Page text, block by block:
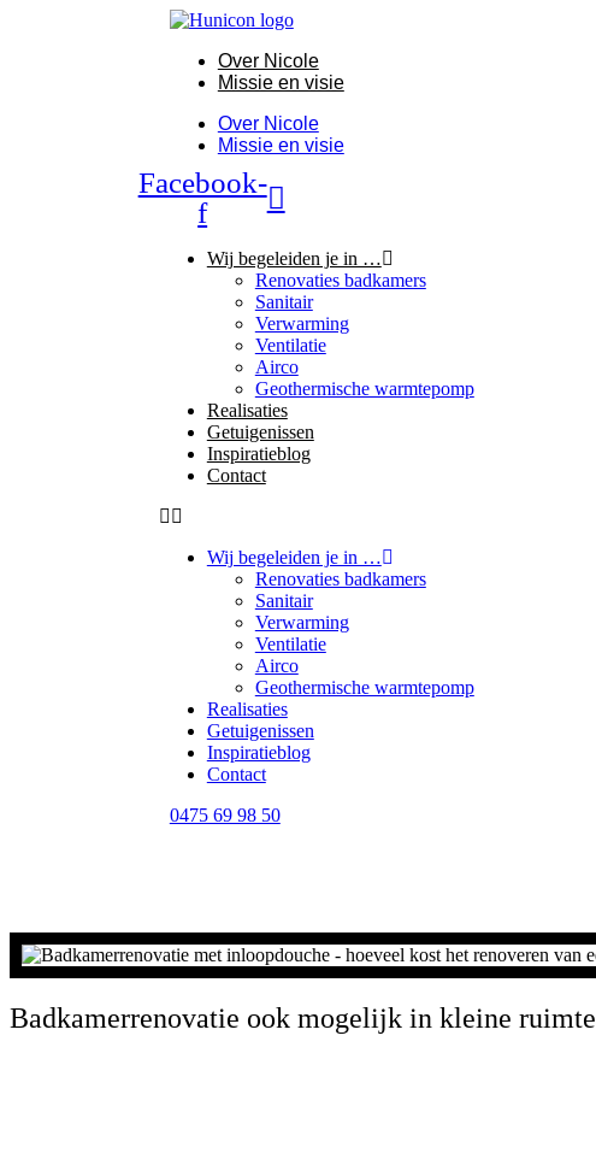
Over Nicole
Missie en visie
Over Nicole
Missie en visie
Facebook-
f
Wij begeleiden je in …
Renovaties badkamers
Sanitair
Verwarming
Ventilatie
Airco
Geothermische warmtepomp
Realisaties
Getuigenissen
Inspiratieblog
Contact
Wij begeleiden je in …
Renovaties badkamers
Sanitair
Verwarming
Ventilatie
Airco
Geothermische warmtepomp
Realisaties
Getuigenissen
Inspiratieblog
Contact
0475 69 98 50
Badkamerrenovatie ook mogelijk in kleine ruimte